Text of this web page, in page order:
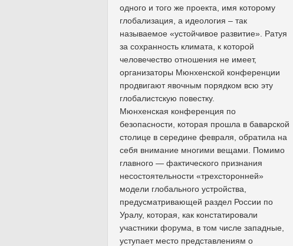
одного и того же проекта, имя которому
глобализация, а идеология – так
называемое «устойчивое развитие». Ратуя
за сохранность климата, к которой
человечество отношения не имеет,
организаторы Мюнхенской конференции
продвигают явочным порядком всю эту
глобалистскую повестку.
Мюнхенская конференция по
безопасности, которая прошла в баварской
столице в середине февраля, обратила на
себя внимание многими вещами. Помимо
главного — фактического признания
несостоятельности «трехсторонней»
модели глобального устройства,
предусматривающей раздел России по
Уралу, которая, как констатировали
участники форума, в том числе западные,
уступает место представлениям о